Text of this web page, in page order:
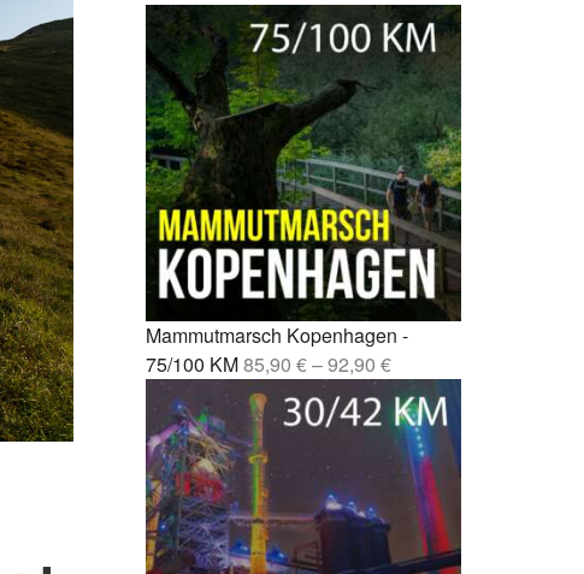
Berlin –
Barcelona –
Madrid –
München /
– 42/55 KM
Hamburg –
Ruhrgebiet –
Bilbao –
Wim Hof Kältetraining: So frierst
du sicher
Fernwanderweg Deutschland: 7
Routen, Tipps und ehrliche
Empfehlungen
Vom Party-Leben zu 3.000
Mammutmarsch-Kilometern
Kompressionssocken beim
Wandern: Was sie wirklich
Wie wirkt sich Stress auf den
Körper aus? Was wirklich
passiert
Mönchengladbach wandern: 5
Touren zwischen Niers, Wald
und Schlössern
Mammutmarsch Kopenhagen -
75/100 KM85,90 €–92,90 €